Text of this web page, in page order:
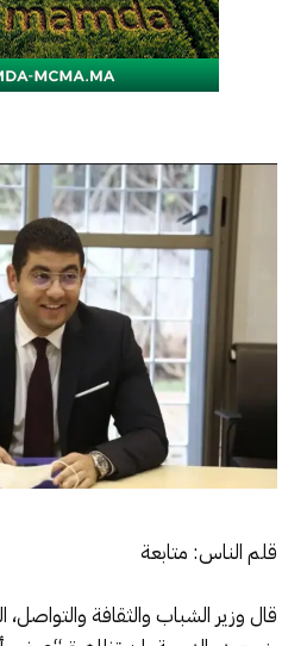
قلم الناس: متابعة
قال وزير الشباب والثقافة